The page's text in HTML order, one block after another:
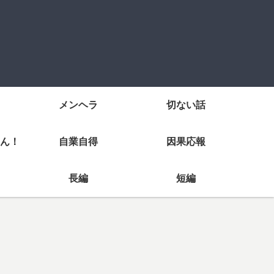
メンヘラ 切ない話
！ 自業自得 因果応報
長編 短編